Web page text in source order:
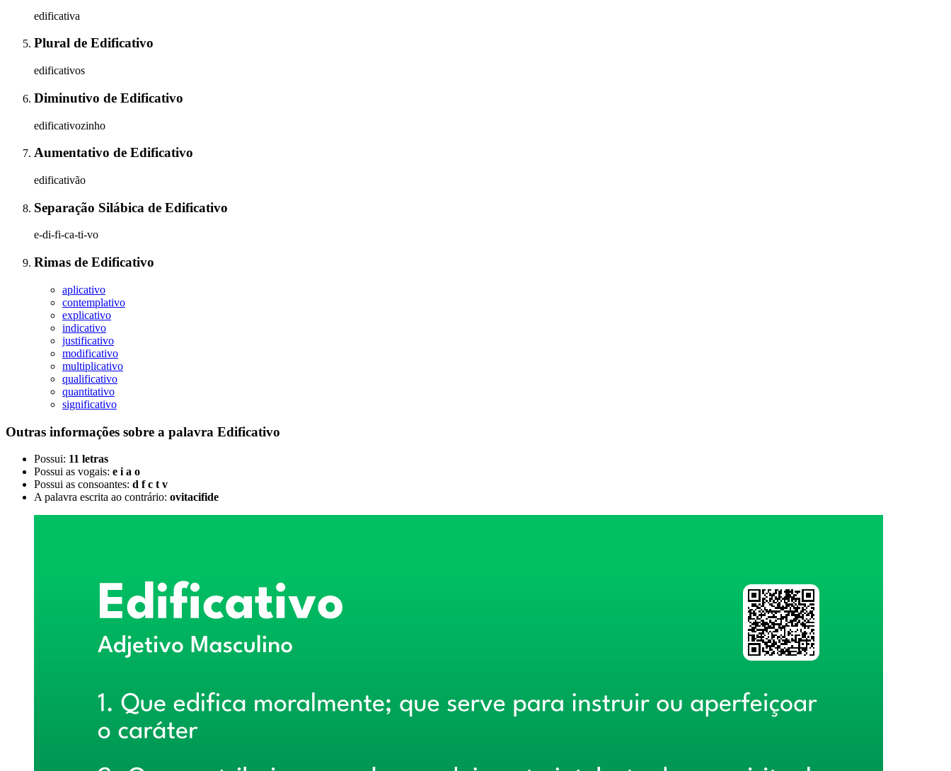
edificativa
Plural de Edificativo
edificativos
Diminutivo de Edificativo
edificativozinho
Aumentativo de Edificativo
edificativão
Separação Silábica de Edificativo
e-di-fi-ca-ti-vo
Rimas de Edificativo
aplicativo
contemplativo
explicativo
indicativo
justificativo
modificativo
multiplicativo
qualificativo
quantitativo
significativo
Outras informações sobre a palavra Edificativo
Possui: 11 letras
Possui as vogais: e i a o
Possui as consoantes: d f c t v
A palavra escrita ao contrário: ovitacifide